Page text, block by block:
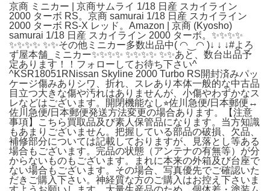
京商 ミニカー | 京商サムライ 1/18 日産 スカイライン
2000 ターボ RS。京商 samurai 1/18 日産 スカイライン
2000 ターボ RS-X レッド。Amazon | 京商 (Kyosho)
samurai 1/18 日産 スカイライン 2000 ターボ。✨✨✨✨
✨✨✨✨ ✨✨その他ミニカー多数出品中( ◠‿◠ )↓ ↓ ↓#よろ
ず屋本舗_ミニカー✨✨✨✨ ✨✨✨✨ ✨✨あと、数台出品予
定あります！！フォローしてお待ち下さい^
^KSR18051RNissan Skyline 2000 Turbo RS開封済みパッ
ケージ傷みありシワ、折れ、スレあり本体一般的な中古品
目立つ大きな傷や汚れはありませんが、小傷やわずかなス
レなどはございます。開閉機能なし⭐︎佐川急便/日本郵便↔︎
佐川急便/日本郵便発送方法変更の場合あります。【注意
事項】こちら買取品及び素人保管品になります。当方知識
もあまりございません。把握している部品の破損、欠品、
補修部分については記載しておりますが、見落とし等ある
場合もございます。完品の状態（アンテナの有無等）が分
からないものもございます。まれに本来の外箱及び台座で
ない場合もございます。その場合、写真優先でご確認いた
だきご購入下さい。神経質な方のご購入はお控え下さいま